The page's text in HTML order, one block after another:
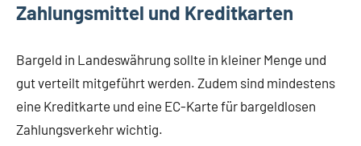
Zahlungsmittel und Kreditkarten
Bargeld in Landeswährung sollte in kleiner Menge und
gut verteilt mitgeführt werden. Zudem sind mindestens
eine Kreditkarte und eine EC-Karte für bargeldlosen
Zahlungsverkehr wichtig.